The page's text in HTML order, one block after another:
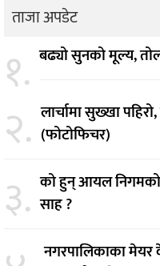
ताजा अपडेट
१. बढ्यो सुनको मूल्य,
२. लार्चामा सुख्खा
(फोटोफिचर)
३. को हुन् आयल निगमको
साह ?
नगरपालिकाका मेयर